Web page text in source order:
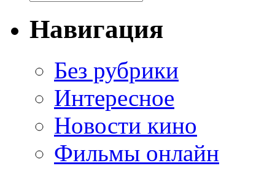
Навигация
Без рубрики
Интересное
Новости кино
Фильмы онлайн